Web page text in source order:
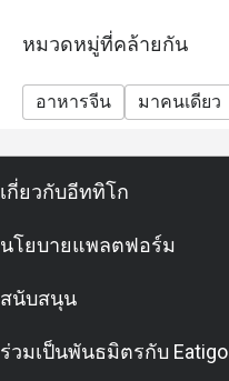
หมวดหมู่ที่คล้ายกัน
อาหารจีน มาคนเดียว
เกี่ยวกับอีททิโก
นโยบายแพลตฟอร์ม
สนับสนุน
ร่วมเป็นพันธมิตรกับ Eatigo